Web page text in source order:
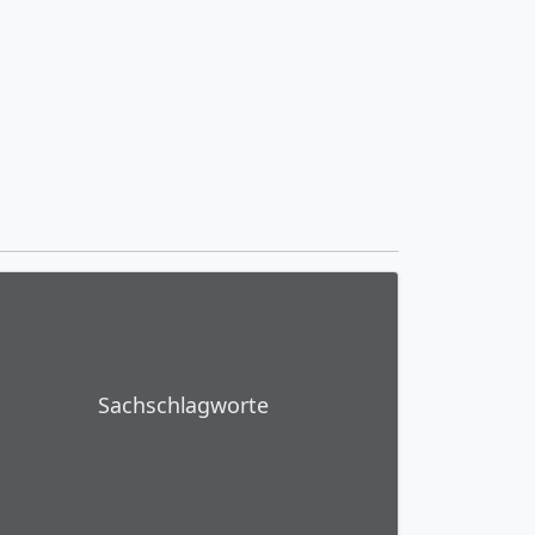
Sachschlagworte